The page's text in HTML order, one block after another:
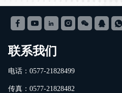
联系我们
电话：0577-21828499
传真：0577-21828482